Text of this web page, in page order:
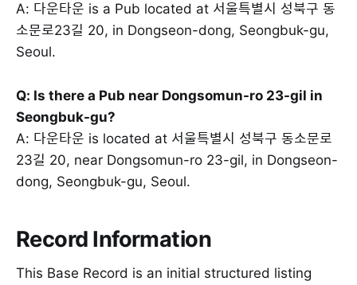
A: 다운타운 is a Pub located at 서울특별시 성북구 동
소문로23길 20, in Dongseon-dong, Seongbuk-gu,
Seoul.
Q: Is there a Pub near Dongsomun-ro 23-gil in
Seongbuk-gu?
A: 다운타운 is located at 서울특별시 성북구 동소문로
23길 20, near Dongsomun-ro 23-gil, in Dongseon-
dong, Seongbuk-gu, Seoul.
Record Information
This Base Record is an initial structured listing